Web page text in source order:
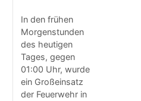
In den frühen
Morgenstunden
des heutigen
Tages, gegen
01:00 Uhr, wurde
ein Großeinsatz
der Feuerwehr in